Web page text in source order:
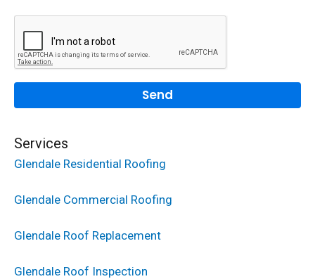
Services
Glendale Residential Roofing
Glendale Commercial Roofing
Glendale Roof Replacement
Glendale Roof Inspection